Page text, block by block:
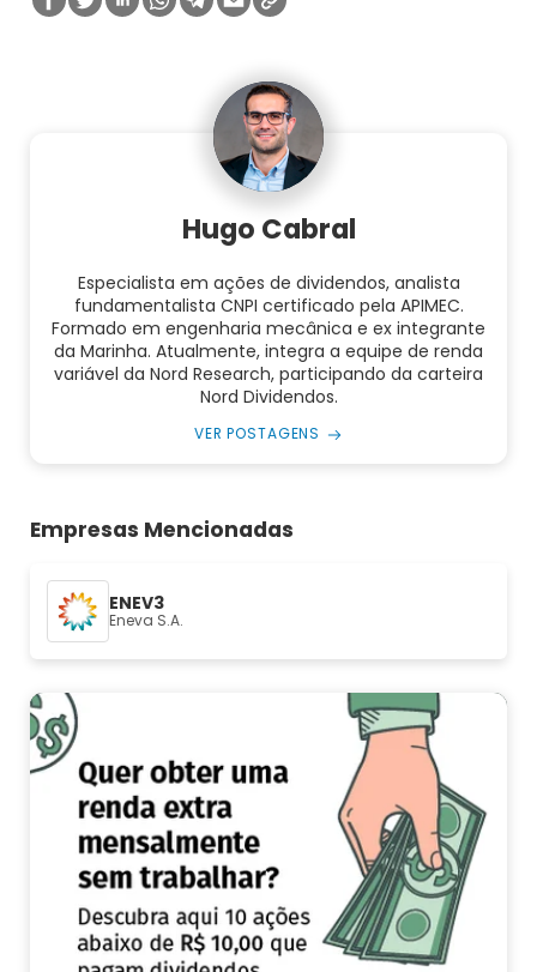
Hugo Cabral
Especialista em ações de dividendos, analista
fundamentalista CNPI certificado pela APIMEC.
Formado em engenharia mecânica e ex integrante
da Marinha. Atualmente, integra a equipe de renda
variável da Nord Research, participando da carteira
Nord Dividendos.
VER POSTAGENS
Empresas Mencionadas
ENEV3
Eneva S.A.